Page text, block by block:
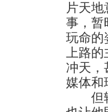
片天
事，暂
玩命的
上路
冲天，
媒体和
但轻